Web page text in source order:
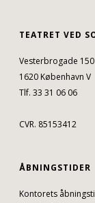
TEATRET VED
Vesterbrogade 150
1620 København V
Tlf. 33 31 06 06
CVR. 85153412
ÅBNINGSTIDER
Kontorets